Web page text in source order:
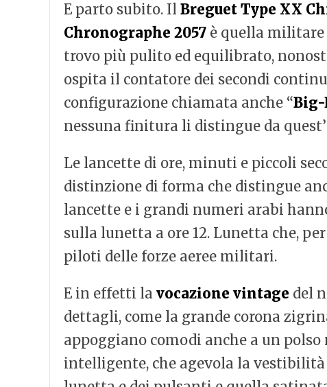
E parto subito. Il Breguet Type XX
Chronographe 2057 è quella militare
trovo più pulito ed equilibrato,
ospita il contatore dei secondi
configurazione chiamata anche “Big-
nessuna finitura li distingue da
Le lancette di ore, minuti e piccoli
distinzione di forma che distingue
lancette e i grandi numeri arabi
sulla lunetta a ore 12. Lunetta che,
piloti delle forze aeree militari.
E in effetti la vocazione vintage del
dettagli, come la grande corona
appoggiano comodi anche a un
intelligente, che agevola la vestibilità